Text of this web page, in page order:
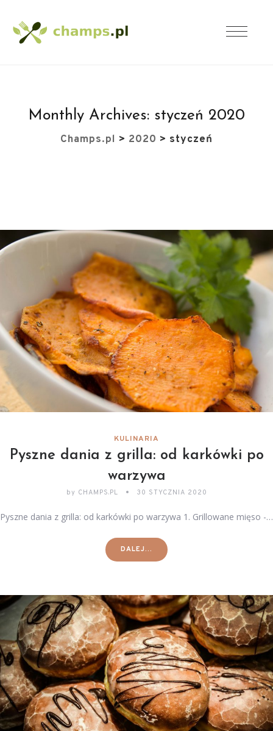
Monthly Archives: styczeń 2020
Champs.pl > 2020 > styczeń
KULINARIA
Pyszne dania z grilla: od karkówki po
warzywa
by CHAMPS.PL 30 STYCZNIA 2020
Pyszne dania z grilla: od karkówki po warzywa 1. Grillowane mięso -…
DALEJ...